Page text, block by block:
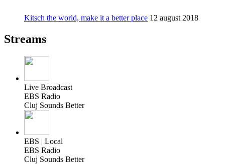
Kitsch the world, make it a better place 12 august 2018
Streams
Live Broadcast
EBS Radio
Cluj Sounds Better
EBS | Local
EBS Radio
Cluj Sounds Better